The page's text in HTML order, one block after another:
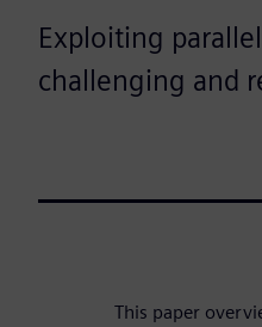
Exploiting
challenging and
This paper